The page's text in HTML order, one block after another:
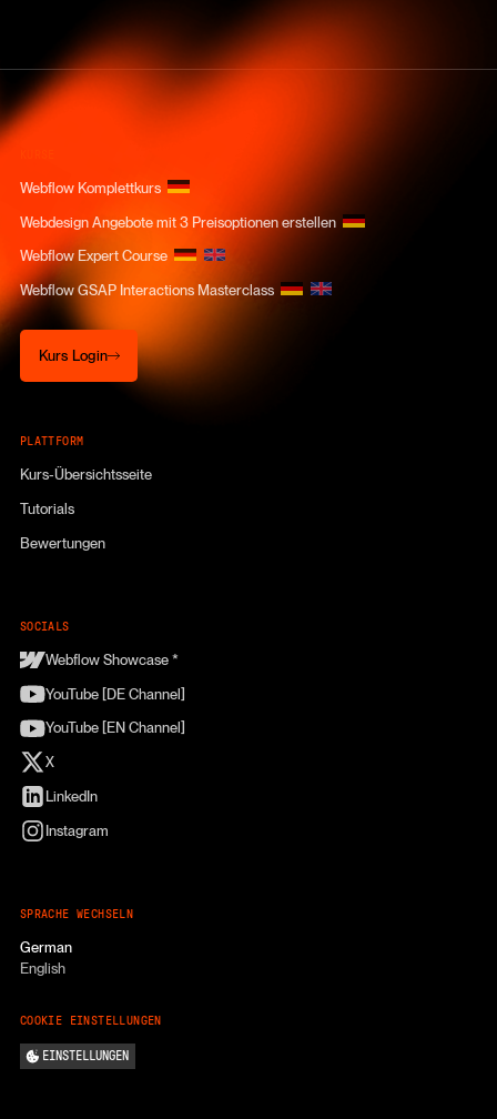
Webflow Komplettkurs
Webdesign Angebote mit 3 Preisoptionen erstellen
Webflow Expert Course
Webflow GSAP Interactions Masterclass
Kurs Login
Kurs Login
PLATTFORM
Kurs-Übersichtsseite
Tutorials
Bewertungen
SOCIALS
Webflow Showcase *
YouTube [DE Channel]
YouTube [EN Channel]
X
LinkedIn
Instagram
SPRACHE WECHSELN
German
English
COOKIE EINSTELLUNGEN
EINSTELLUNGEN